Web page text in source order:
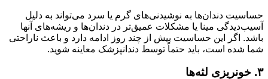
حساسیت دندان‌ها به نوشیدنی‌های گرم یا سرد می‌تواند به دلیل
آسیب‌دیدگی مینا یا مشکلات عمیق‌تر در دندان‌ها و ریشه‌های آنها
باشد. اگر این حساسیت بیش از چند روز ادامه دارد و باعث ناراحتی
شما شده است، باید حتماً توسط دندانپزشک معاینه شوید.
۳. خونریزی لثه‌ها